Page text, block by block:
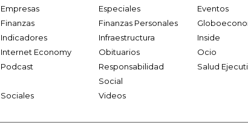
Empresas Especiales
Eventos
Finanzas
Finanzas Personales
Indicadores
Infraestructura
Inside
Internet Economy
Obituarios
Ocio
Podcast
Responsabilidad
Social
Salud
Sociales Videos